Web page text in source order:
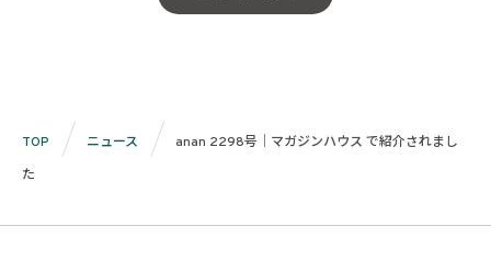
TOP ニュース
anan 2298号｜マガジンハウス で紹介されまし
た